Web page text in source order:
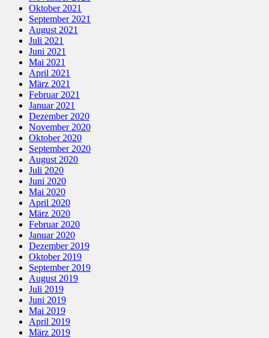
Oktober 2021
September 2021
August 2021
Juli 2021
Juni 2021
Mai 2021
April 2021
März 2021
Februar 2021
Januar 2021
Dezember 2020
November 2020
Oktober 2020
September 2020
August 2020
Juli 2020
Juni 2020
Mai 2020
April 2020
März 2020
Februar 2020
Januar 2020
Dezember 2019
Oktober 2019
September 2019
August 2019
Juli 2019
Juni 2019
Mai 2019
April 2019
März 2019